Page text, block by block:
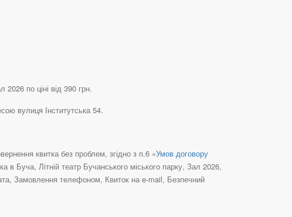
по ціні від 390 грн.
вулиця Інститутська 54.
квитка без проблем, згідно з п.6 «Умов договору
Буча, Літній театр Бучанського міського парку, Зал 2026,
Замовлення телефоном, Квиток на e-mail, Безпечний